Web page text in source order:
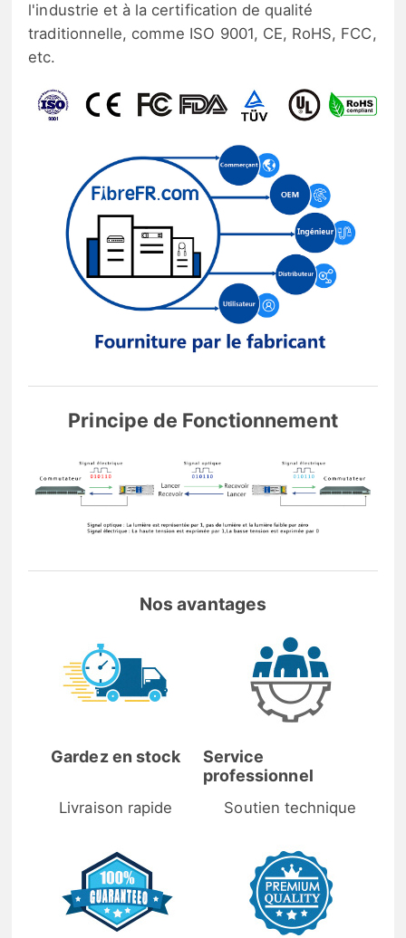
l'industrie et à la certification de qualité
traditionnelle, comme ISO 9001, CE, RoHS, FCC,
etc.
Principe de Fonctionnement
Nos avantages
Gardez en stock
Livraison rapide
Service
professionnel
Soutien technique